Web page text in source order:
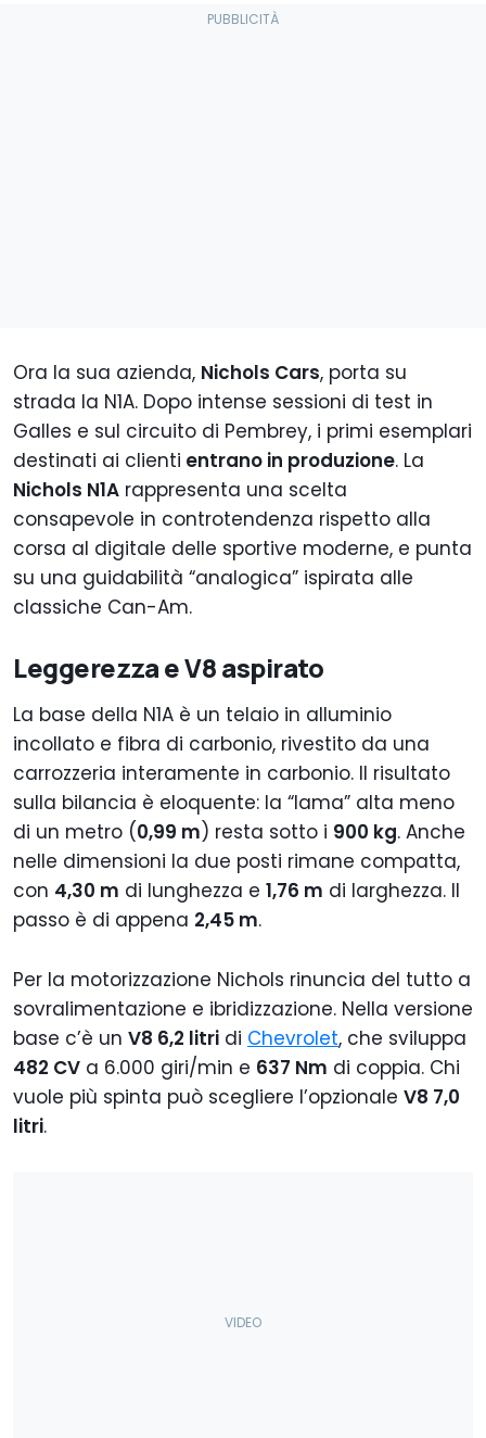
Ora la sua azienda, Nichols Cars, porta su
strada la N1A. Dopo intense sessioni di test in
Galles e sul circuito di Pembrey, i primi esemplari
destinati ai clienti entrano in produzione. La
Nichols N1A rappresenta una scelta
consapevole in controtendenza rispetto alla
corsa al digitale delle sportive moderne, e punta
su una guidabilità “analogica” ispirata alle
classiche Can-Am.
Leggerezza e V8 aspirato
La base della N1A è un telaio in alluminio
incollato e fibra di carbonio, rivestito da una
carrozzeria interamente in carbonio. Il risultato
sulla bilancia è eloquente: la “lama” alta meno
di un metro (0,99 m) resta sotto i 900 kg. Anche
nelle dimensioni la due posti rimane compatta,
con 4,30 m di lunghezza e 1,76 m di larghezza. Il
passo è di appena 2,45 m.
Per la motorizzazione Nichols rinuncia del tutto a
sovralimentazione e ibridizzazione. Nella versione
base c’è un V8 6,2 litri di Chevrolet, che sviluppa
482 CV a 6.000 giri/min e 637 Nm di coppia. Chi
vuole più spinta può scegliere l’opzionale V8 7,0
litri.